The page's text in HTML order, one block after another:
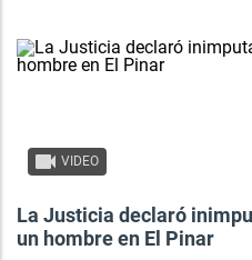
VIDEO
La Justicia declaró
un hombre en El Pinar